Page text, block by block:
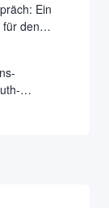
Ein
den
in Cherry